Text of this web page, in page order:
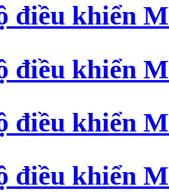
điều khiển
điều khiển
điều khiển
điều khiển